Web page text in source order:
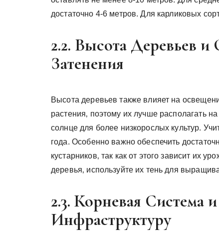
достаточно 4-6 метров. Для карликовых
2.2. Высота Деревьев
Затенения
Высота деревьев также влияет на
растения‚ поэтому их лучше располагать
солнце для более низкорослых культур.
года. Особенно важно обеспечить
кустарников‚ так как от этого зависит их
деревья‚ используйте их тень для
2.3. Корневая
Инфраструктуру